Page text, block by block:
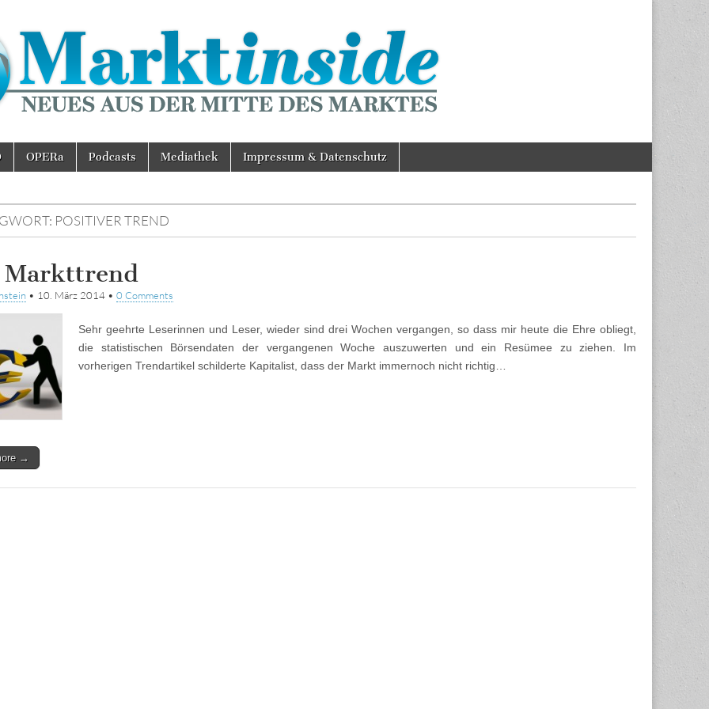
OPERa Podcasts Mediathek Impressum & Datenschutz
POSITIVER TREND
Markttrend
• 10. März 2014 • 0 Comments
Sehr geehrte Leserinnen und Leser, wieder sind drei Wochen vergangen, so dass mir heute die Ehre obliegt,
die statistischen Börsendaten der vergangenen Woche auszuwerten und ein Resümee zu ziehen. Im
vorherigen Trendartikel schilderte Kapitalist, dass der Markt immernoch nicht richtig…
→